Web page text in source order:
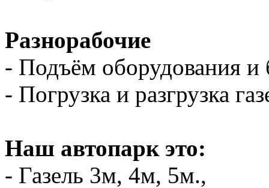
Разнорабочие
- Подъём оборудования и
- Погрузка и разгрузка
Наш автопарк это:
- Газель 3м, 4м, 5м.,